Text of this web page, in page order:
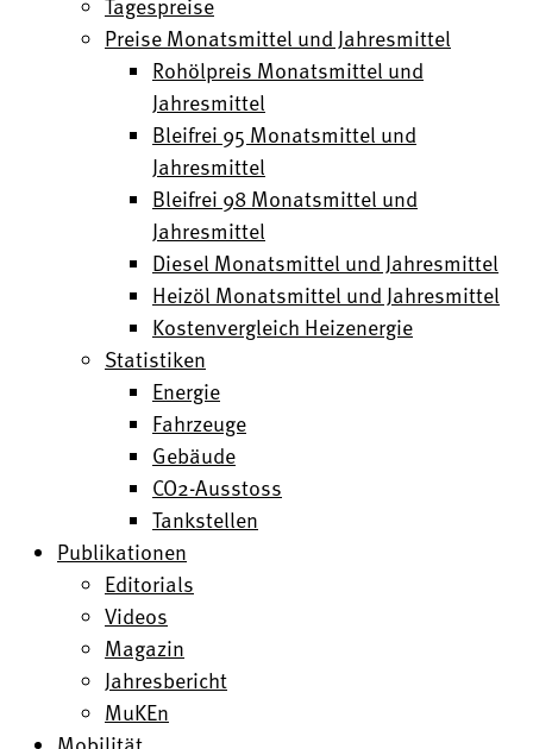
Preise Monatsmittel und Jahresmittel
Rohölpreis Monatsmittel und
Jahresmittel
Bleifrei 95 Monatsmittel und
Jahresmittel
Bleifrei 98 Monatsmittel und
Jahresmittel
Diesel Monatsmittel und Jahresmittel
Heizöl Monatsmittel und Jahresmittel
Kostenvergleich Heizenergie
Statistiken
Energie
Fahrzeuge
Gebäude
CO2-Ausstoss
Tankstellen
Publikationen
Editorials
Videos
Magazin
Jahresbericht
MuKEn